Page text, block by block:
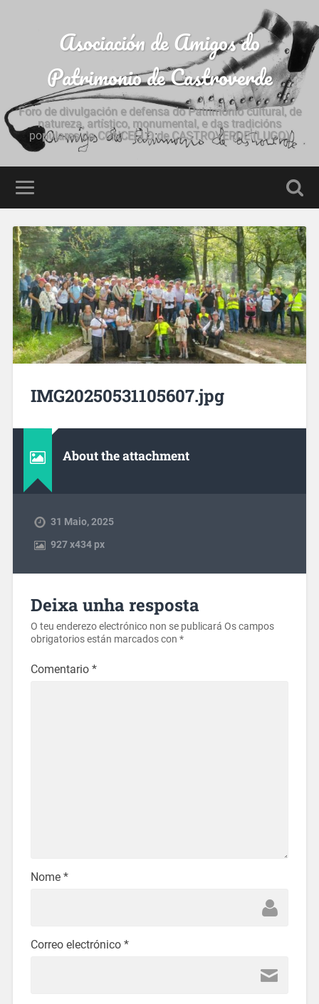
Asociación de Amigos do
Patrimonio de Castroverde
Foro de divulgación e defensa do Patrimonio cultural, de
natureza, artístico, monumental, e das tradicións
populares do CONCELLO de CASTROVERDE (LUGO)
IMG20250531105607.jpg
About the attachment
31 Maio, 2025
927x434 px
Deixa unha resposta
O teu enderezo electrónico non se publicará Os campos
obrigatorios están marcados con *
Comentario *
Nome *
Correo electrónico *